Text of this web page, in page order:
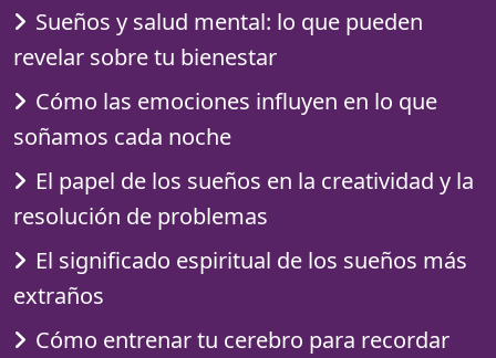
Sueños y salud mental: lo que pueden
revelar sobre tu bienestar
Cómo las emociones influyen en lo que
soñamos cada noche
El papel de los sueños en la creatividad y la
resolución de problemas
El significado espiritual de los sueños más
extraños
Cómo entrenar tu cerebro para recordar